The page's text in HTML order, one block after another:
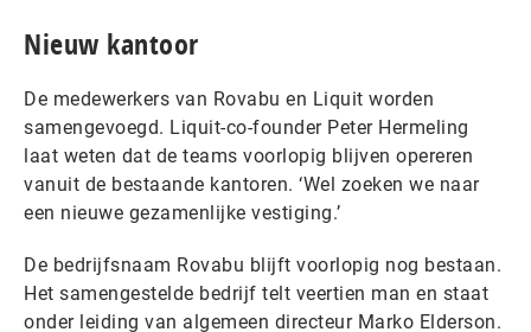
Nieuw kantoor
De medewerkers van Rovabu en Liquit worden
samengevoegd. Liquit-co-founder Peter Hermeling
laat weten dat de teams voorlopig blijven opereren
vanuit de bestaande kantoren. ‘Wel zoeken we naar
een nieuwe gezamenlijke vestiging.’
De bedrijfsnaam Rovabu blijft voorlopig nog bestaan.
Het samengestelde bedrijf telt veertien man en staat
onder leiding van algemeen directeur Marko Elderson.